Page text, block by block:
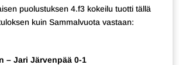
puolustuksen 4.f3 kokeilu tuotti tällä
kuin Sammalvuota vastaan:
– Jari Järvenpää 0-1